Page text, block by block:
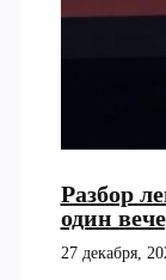
Разбор
один
27 декабря,